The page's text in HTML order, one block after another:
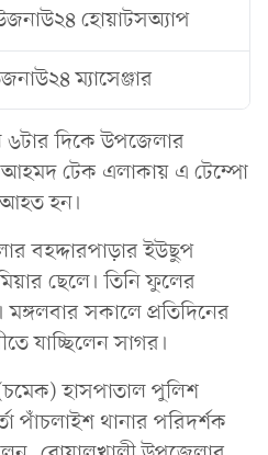
হোয়াটসঅ্যাপ
ম্যাসেঞ্জার
দিকে উপজেলার
টেক এলাকায় এ টেম্পো
হন।
বহদ্দারপাড়ার ইউছুপ
ছেলে। তিনি ফুলের
সকালে প্রতিদিনের
যাচ্ছিলেন সাগর।
হাসপাতাল পুলিশ
পাঁচলাইশ থানার পরিদর্শক